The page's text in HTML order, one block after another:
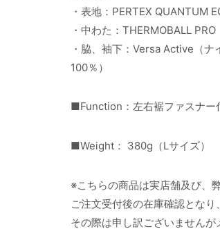
・表地：PERTEX QUANTUM
・中わた：THERMOBALL
・脇、袖下：Versa Active（
100％）
■Function：左右裾ファスナー
■Weight： 380g（Lサイズ）
※こちらの商品は実店舗及び、
ご注文受付後の在庫確認とな
その際は申し訳ございませんが